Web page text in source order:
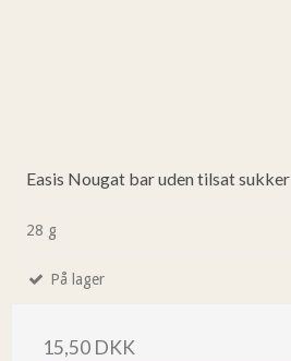
Easis Nougat bar uden tilsat sukker
28 g
På lager
15,50 DKK